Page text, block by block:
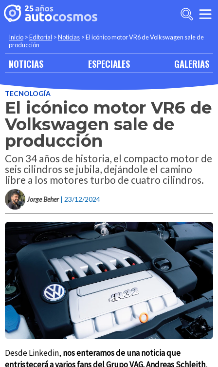
Inicio >Editorial >Noticias >El icónico motor VR6 de Volkswagen sale de
producción
NOTICIAS ESPECIALES GALERIAS
TECNOLOGÍA
El icónico motor VR6 de
Volkswagen sale de
producción
Con 34 años de historia, el compacto motor de
seis cilindros se jubila, dejándole el camino
libre a los motores turbo de cuatro cilindros.
Jorge Beher | 23/12/2024
Desde Linkedin, nos enteramos de una noticia que
entristecerá a varios fans del Grupo VAG. Andreas Schleith,